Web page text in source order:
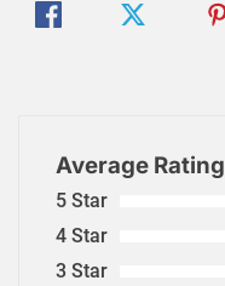
Average Rating
5 Star
4 Star
3 Star